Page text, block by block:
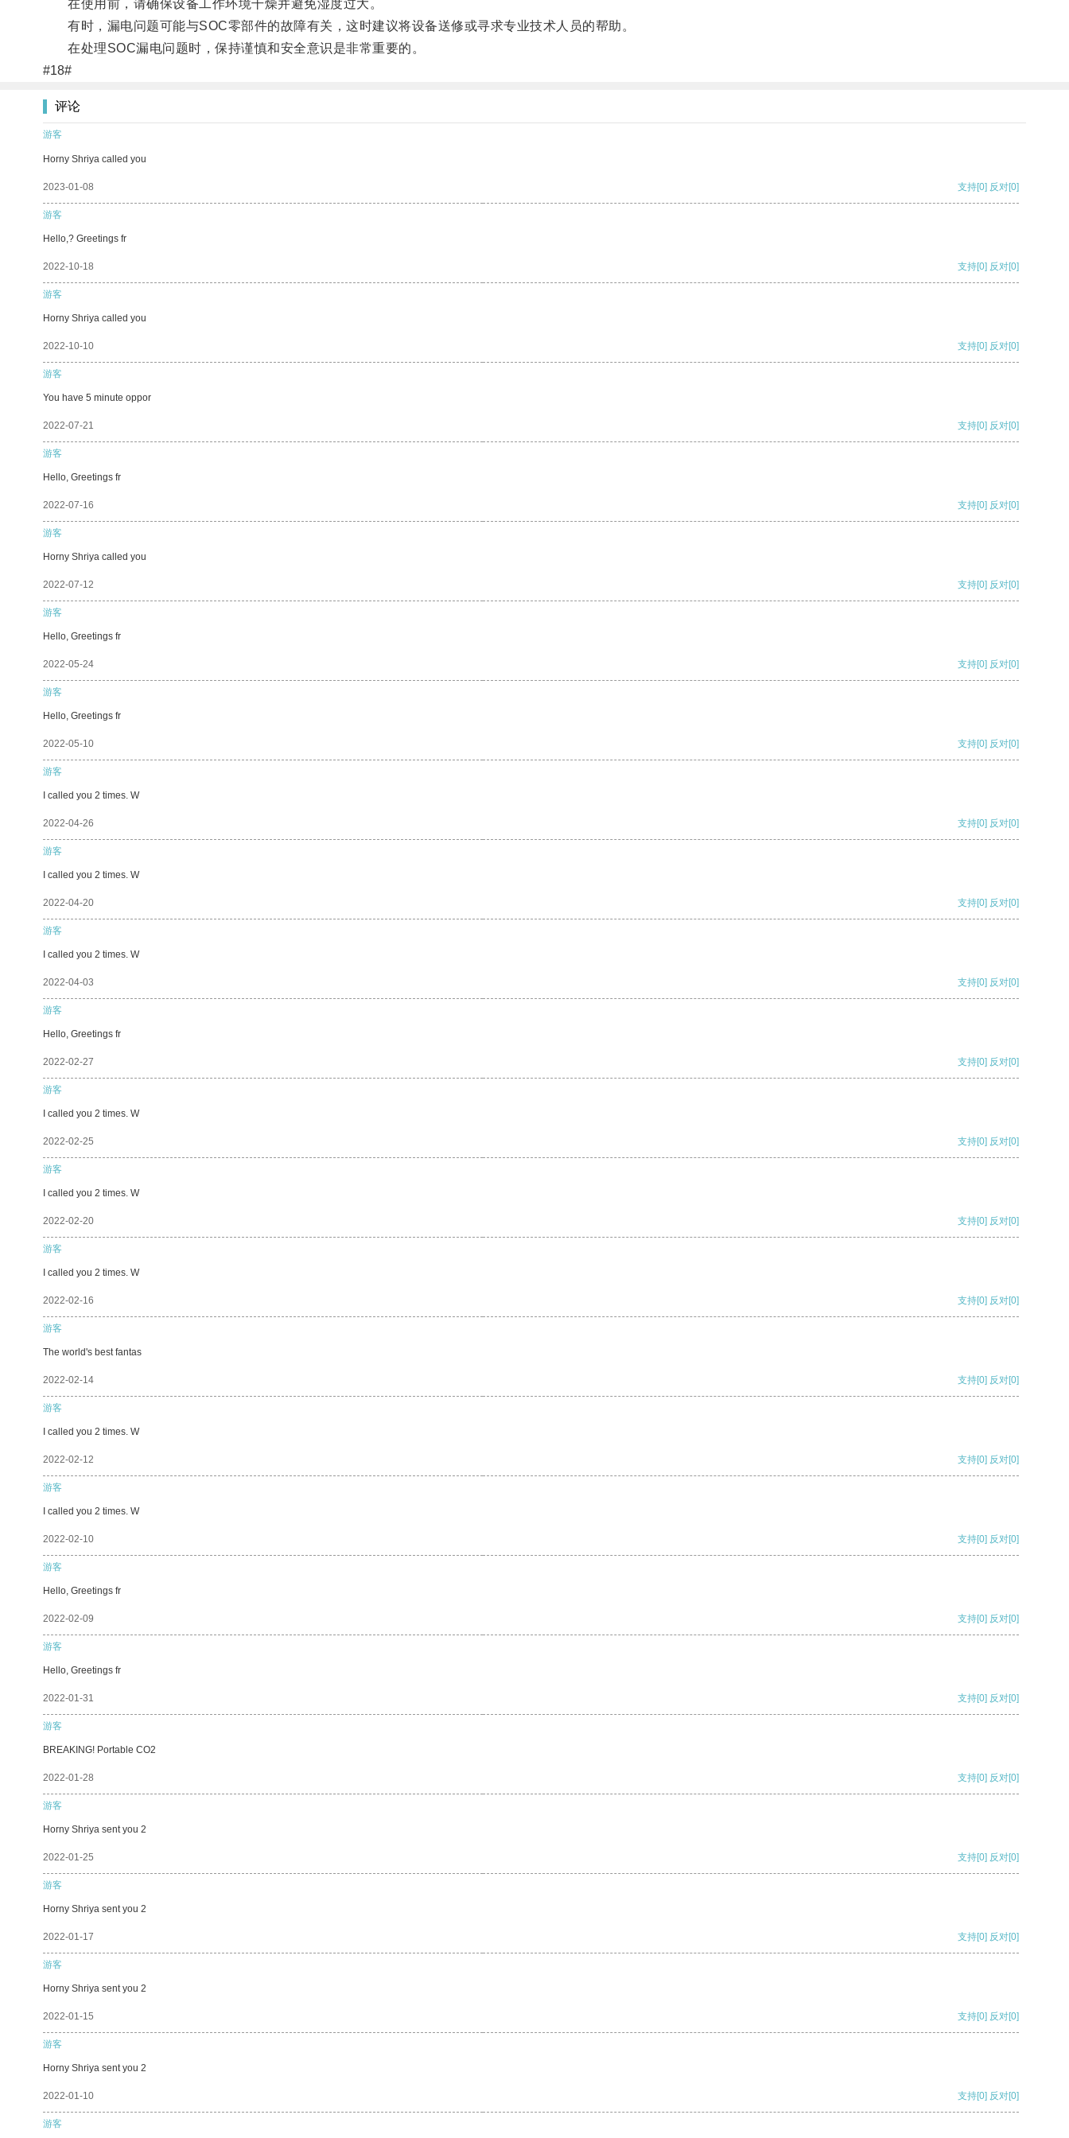
在使用前，请确保设备工作环境干燥并避免湿度过大。
有时，漏电问题可能与SOC零部件的故障有关，这时建议将设备送修或寻求专业技术人员的帮助。
在处理SOC漏电问题时，保持谨慎和安全意识是非常重要的。
#18#
评论
游客
Horny Shriya called you
2023-01-08 支持[0] 反对[0]
游客
Hello,? Greetings fr
2022-10-18 支持[0] 反对[0]
游客
Horny Shriya called you
2022-10-10 支持[0] 反对[0]
游客
You have 5 minute oppor
2022-07-21 支持[0] 反对[0]
游客
Hello, Greetings fr
2022-07-16 支持[0] 反对[0]
游客
Horny Shriya called you
2022-07-12 支持[0] 反对[0]
游客
Hello, Greetings fr
2022-05-24 支持[0] 反对[0]
游客
Hello, Greetings fr
2022-05-10 支持[0] 反对[0]
游客
I called you 2 times. W
2022-04-26 支持[0] 反对[0]
游客
I called you 2 times. W
2022-04-20 支持[0] 反对[0]
游客
I called you 2 times. W
2022-04-03 支持[0] 反对[0]
游客
Hello, Greetings fr
2022-02-27 支持[0] 反对[0]
游客
I called you 2 times. W
2022-02-25 支持[0] 反对[0]
游客
I called you 2 times. W
2022-02-20 支持[0] 反对[0]
游客
I called you 2 times. W
2022-02-16 支持[0] 反对[0]
游客
The world's best fantas
2022-02-14 支持[0] 反对[0]
游客
I called you 2 times. W
2022-02-12 支持[0] 反对[0]
游客
I called you 2 times. W
2022-02-10 支持[0] 反对[0]
游客
Hello, Greetings fr
2022-02-09 支持[0] 反对[0]
游客
Hello, Greetings fr
2022-01-31 支持[0] 反对[0]
游客
BREAKING! Portable CO2
2022-01-28 支持[0] 反对[0]
游客
Horny Shriya sent you 2
2022-01-25 支持[0] 反对[0]
游客
Horny Shriya sent you 2
2022-01-17 支持[0] 反对[0]
游客
Horny Shriya sent you 2
2022-01-15 支持[0] 反对[0]
游客
Horny Shriya sent you 2
2022-01-10 支持[0] 反对[0]
游客